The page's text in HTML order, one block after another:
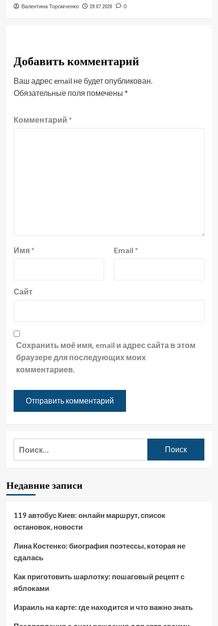
Валентина Торомченко 29.07.2026 0
Добавить комментарий
Ваш адрес email не будет опубликован.
Обязательные поля помечены *
Комментарий *
Имя * Email *
Сайт
Сохранить моё имя, email и адрес сайта в этом
браузере для последующих моих
комментариев.
Недавние записи
119 автобус Киев: онлайн маршрут, список
остановок, новости
Лина Костенко: биография поэтессы, которая не
сдалась
Как приготовить шарлотку: пошаговый рецепт с
яблоками
Израиль на карте: где находится и что важно знать